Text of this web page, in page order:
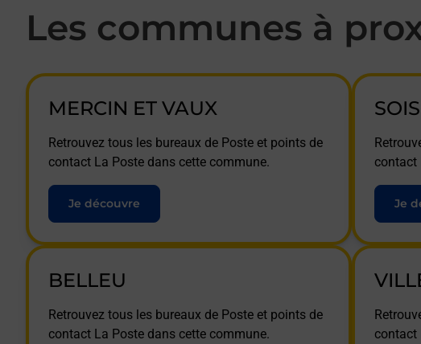
Les communes à
MERCIN ET VAUX
Retrouvez tous les bureaux de Poste et points de
contact La Poste dans cette commune.
Je découvre
contact
Je
BELLEU
Retrouvez tous les bureaux de Poste et points de
contact La Poste dans cette commune.
contact